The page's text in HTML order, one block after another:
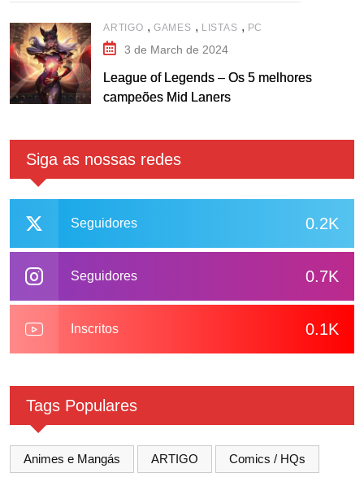
ARTIGO , GAMES , LISTAS , PC
3 de March de 2024
League of Legends – Os 5 melhores
campeões Mid Laners
Siga as nossas redes
0.2K
Seguidores
0.7K
Seguidores
0.1K
Inscritos
Tags Populares
Animes e Mangás ARTIGO Comics / HQs